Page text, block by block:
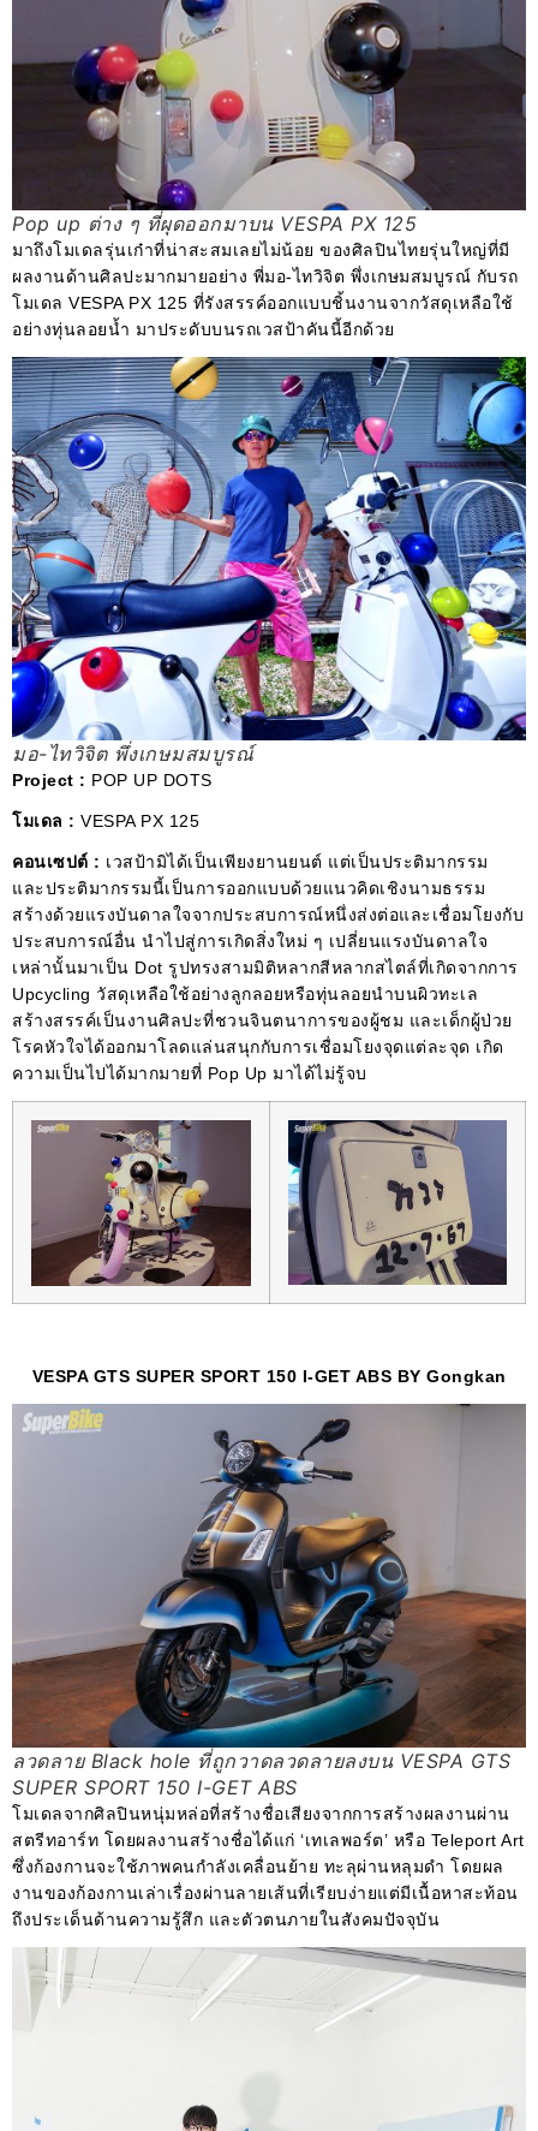
Pop up ต่าง ๆ ที่ผุดออกมาบน VESPA PX 125
มาถึงโมเดลรุ่นเก๋าที่น่าสะสมเลยไม่น้อย ของศิลปินไทยรุ่นใหญ่ที่มี
ผลงานด้านศิลปะมากมายอย่าง พี่มอ-ไทวิจิต พึ่งเกษมสมบูรณ์ กับรถ
โมเดล VESPA PX 125 ที่รังสรรค์ออกแบบชิ้นงานจากวัสดุเหลือใช้
อย่างทุ่นลอยน้ำ มาประดับบนรถเวสป้าคันนี้อีกด้วย
มอ-ไทวิจิต พึ่งเกษมสมบูรณ์
Project : POP UP DOTS
โมเดล : VESPA PX 125
คอนเซปต์ : เวสป้ามิได้เป็นเพียงยานยนต์ แต่เป็นประติมากรรม
และประติมากรรมนี้เป็นการออกแบบด้วยแนวคิดเชิงนามธรรม
สร้างด้วยแรงบันดาลใจจากประสบการณ์หนึ่งส่งต่อและเชื่อมโยงกับ
ประสบการณ์อื่น นําไปสู่การเกิดสิ่งใหม่ ๆ เปลี่ยนแรงบันดาลใจ
เหล่านั้นมาเป็น Dot รูปทรงสามมิติหลากสีหลากสไตล์ที่เกิดจากการ
Upcycling วัสดุเหลือใช้อย่างลูกลอยหรือทุ่นลอยนําบนผิวทะเล
สร้างสรรค์เป็นงานศิลปะที่ชวนจินตนาการของผู้ชม และเด็กผู้ป่วย
โรคหัวใจได้ออกมาโลดแล่นสนุกกับการเชื่อมโยงจุดแต่ละจุด เกิด
ความเป็นไปได้มากมายที่ Pop Up มาได้ไม่รู้จบ
VESPA GTS SUPER SPORT 150 I-GET ABS BY Gongkan
ลวดลาย Black hole ที่ถูกวาดลวดลายลงบน VESPA GTS
SUPER SPORT 150 I-GET ABS
โมเดลจากศิลปินหนุ่มหล่อที่สร้างชื่อเสียงจากการสร้างผลงานผ่าน
สตรีทอาร์ท โดยผลงานสร้างชื่อได้แก่ ‘เทเลพอร์ต’ หรือ Teleport Art
ซึ่งก้องกานจะใช้ภาพคนกำลังเคลื่อนย้าย ทะลุผ่านหลุมดำ โดยผล
งานของก้องกานเล่าเรื่องผ่านลายเส้นที่เรียบง่ายแต่มีเนื้อหาสะท้อน
ถึงประเด็นด้านความรู้สึก และตัวตนภายในสังคมปัจจุบัน